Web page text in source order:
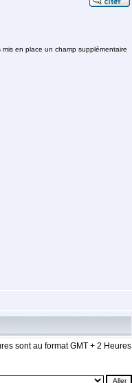
en place un champ supplémentaire
sont au format GMT + 2 Heures